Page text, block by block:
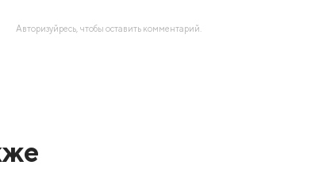
Авторизуйресь, чтобы оставить комментарий.